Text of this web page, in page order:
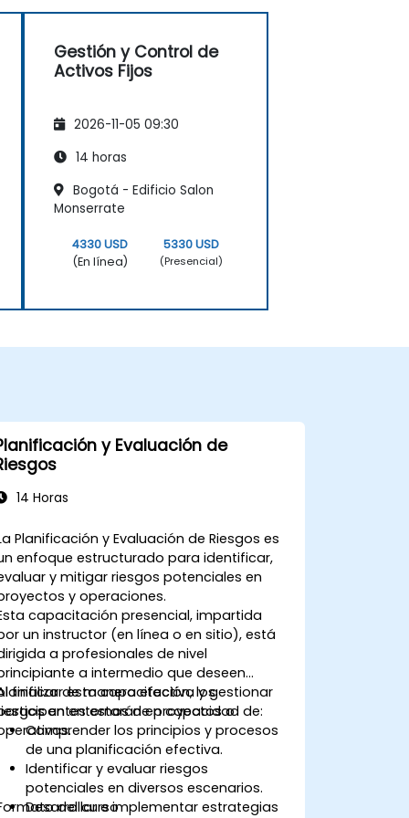
Gestión y Control de
Activos Fijos
2026-11-05 09:30
14 horas
Bogotá - Edificio Salon
Monserrate
4330 USD
(En línea)
5330 USD
(Presencial)
y Evaluación de
14 Horas
Planificación y Evaluación de Riesgos es
enfoque estructurado para identificar,
y mitigar riesgos potenciales en
y operaciones.
capacitación presencial, impartida
un instructor (en línea o en sitio), está
a profesionales de nivel
a intermedio que deseen
de manera efectiva y gestionar
en entornos de proyectos o
finalizar esta capacitación, los
estarán en capacidad de:
Comprender los principios y procesos
de una planificación efectiva.
Identificar y evaluar riesgos
potenciales en diversos escenarios.
Desarrollar e implementar estrategias
del curso